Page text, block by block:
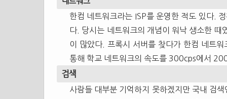
한컴 네트워크라는 ISP를 운영한 적도 있다.
다. 당시는 네트워크의 개념이 워낙 생소한
이 많았다. 프록시 서버를 찾다가 한컴 네트
통해 학교 네트워크의 속도를 300cps에서
검색
사람들 대부분 기억하지 못하겠지만 국내 검